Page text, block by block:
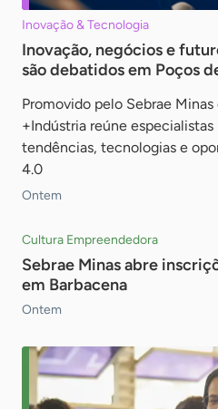
Inovação & Tecnologia
Inovação, negócios e
são debatidos em Poços
Promovido pelo Sebrae
+Indústria reúne
tendências, tecnologias e
4.0
Ontem
Cultura Empreendedora
Sebrae Minas abre
em Barbacena
Ontem